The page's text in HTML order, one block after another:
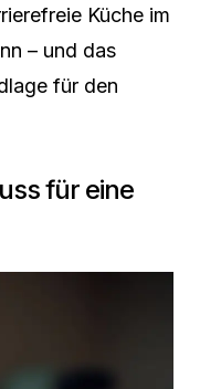
Küche im
– und das
für den
für eine